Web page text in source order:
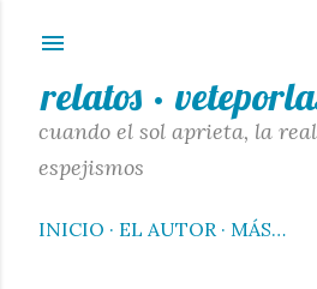
relatos ·
cuando el sol aprieta, la
espejismos
INICIO EL AUTOR MÁS…